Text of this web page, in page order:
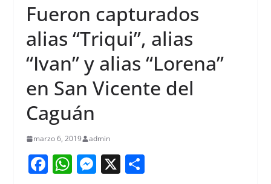
Fueron capturados
alias “Triqui”, alias
“Ivan” y alias “Lorena”
en San Vicente del
Caguán
marzo 6, 2019 admin
F W M X S